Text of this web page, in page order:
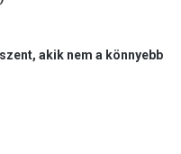
akik nem a könnyebb